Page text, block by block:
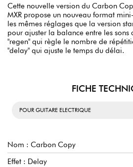
Cette nouvelle version du Carbon
MXR propose un nouveau format
les mêmes réglages que la version
pour ajuster la balance entre les sons
"regen" qui règle le nombre de
"delay" qui ajuste le temps du délai.
FICHE
POUR GUITARE ELECTRIQUE
Nom : Carbon Copy
Effet : Delay